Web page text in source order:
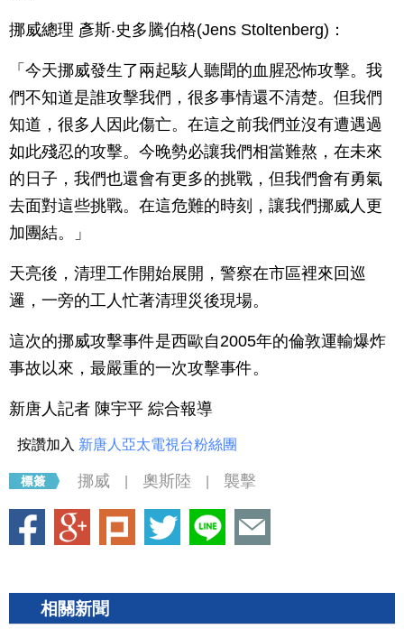
挪威總理 彥斯‧史多騰伯格(Jens Stoltenberg)：
「今天挪威發生了兩起駭人聽聞的血腥恐怖攻擊。我
們不知道是誰攻擊我們，很多事情還不清楚。但我們
知道，很多人因此傷亡。在這之前我們並沒有遭遇過
如此殘忍的攻擊。今晚勢必讓我們相當難熬，在未來
的日子，我們也還會有更多的挑戰，但我們會有勇氣
去面對這些挑戰。在這危難的時刻，讓我們挪威人更
加團結。」
天亮後，清理工作開始展開，警察在市區裡來回巡
邏，一旁的工人忙著清理災後現場。
這次的挪威攻擊事件是西歐自2005年的倫敦運輸爆炸
事故以來，最嚴重的一次攻擊事件。
新唐人記者 陳宇平 綜合報導
按讚加入 新唐人亞太電視台粉絲團
挪威 奧斯陸 襲擊
相關新聞